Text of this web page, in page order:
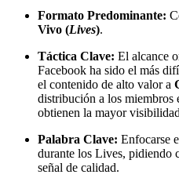
Formato Predominante:
Vivo (Lives).
Táctica Clave: El alcance
Facebook ha sido el más
el contenido de alto valor a
distribución a los miembros
obtienen la mayor
Palabra Clave: Enfocarse
durante los Lives, pidiendo
señal de calidad.